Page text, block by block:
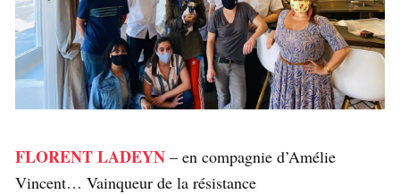
FLORENT LADEYN – en compagnie d’Amélie
Vincent… Vainqueur de la résistance